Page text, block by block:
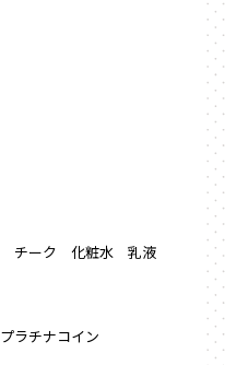
チーク 化粧水
乳液
プラチナコイン